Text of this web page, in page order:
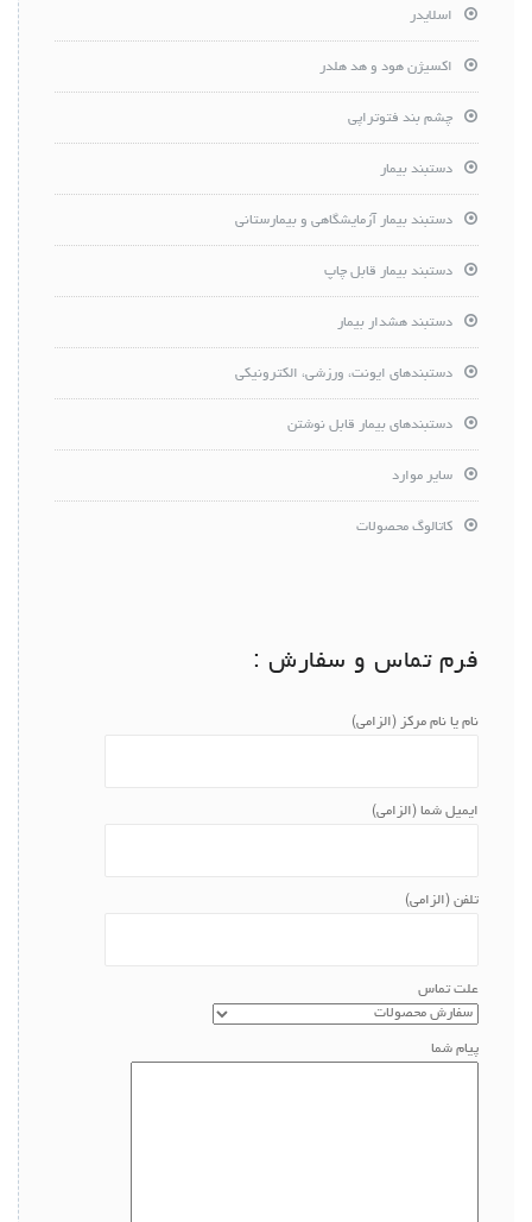
اسلایدر
اکسیژن هود و هد هلدر
چشم بند فتوتراپی
دستبند بیمار
دستبند بیمار آزمایشگاهی و بیمارستانی
دستبند بیمار قابل چاپ
دستبند هشدار بیمار
دستبندهای ایونت، ورزشی، الکترونیکی
دستبندهای بیمار قابل نوشتن
سایر موارد
کاتالوگ محصولات
فرم تماس و سفارش :
نام یا نام مرکز (الزامی)
ایمیل شما (الزامی)
تلفن (الزامی)
علت تماس
پیام شما